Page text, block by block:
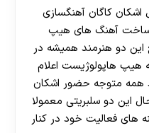
اشکان کاگان آهنگسازی
ساخت آهنگ های هیپ
این دو هنرمند همیشه در
هیپ هاپولوژیست اعلام
همه متوجه حضور اشکان
این دو سلبریتی معمولا
های فعالیت خود در کنار